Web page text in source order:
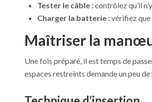
Tester le câble :contrôlez qu’il
Charger la batterie :vérifiez que
Maîtriser la
Une fois préparé, il est temps de
espaces restreints demande un peu